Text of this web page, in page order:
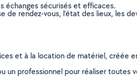
échanges sécurisés et efficaces.
rendez-vous, l’état des lieux, les
et à la location de matériel, créée
professionnel pour réaliser